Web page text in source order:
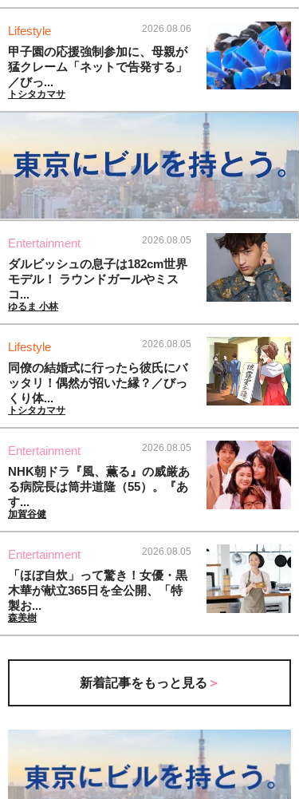
Lifestyle 2026.08.06
甲子園の応援強制参加に、母親が
猛クレーム「ネットで告発する」
／びっ...
トシタカマサ
Entertainment 2026.08.05
ダルビッシュの息子は182cm世界
モデル！ ラウンドガールやミス
コ...
ゆるま 小林
Lifestyle 2026.08.05
同僚の結婚式に行ったら彼氏にバ
ッタリ！偶然が招いた縁？／びっ
くり体...
トシタカマサ
Entertainment 2026.08.05
NHK朝ドラ『風、薫る』の威厳あ
る病院長は筒井道隆（55）。『あ
す...
加賀谷健
Entertainment 2026.08.05
「ほぼ自炊」って驚き！女優・黒
木華が献立365日を全公開、「特
製お...
森美樹
新着記事をもっと見る